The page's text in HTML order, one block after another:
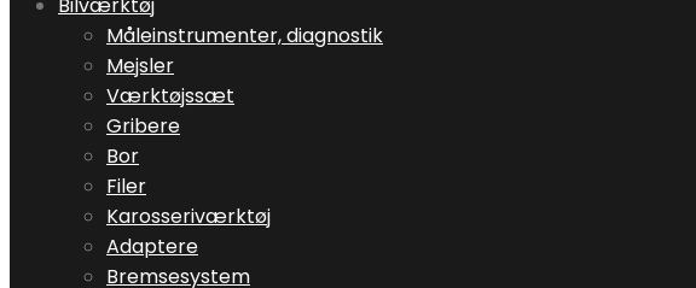
Bilværktøj
Måleinstrumenter, diagnostik
Mejsler
Værktøjssæt
Gribere
Bor
Filer
Karosseriværktøj
Adaptere
Bremsesystem